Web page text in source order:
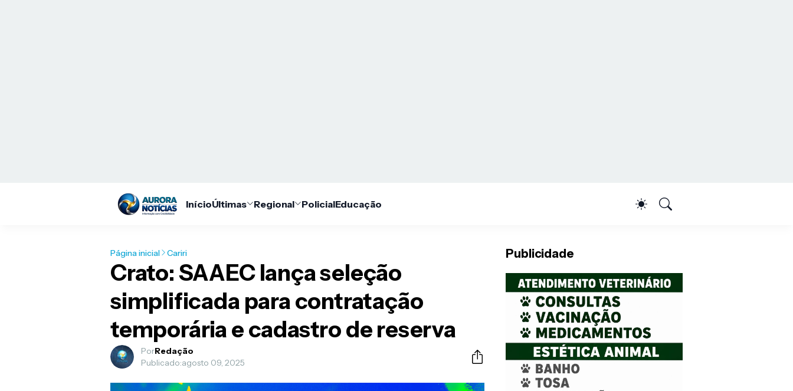
InícioÚltimas Regional PolicialEducação
Página inicial Cariri
Crato: SAAEC lança seleção
simplificada para contratação
temporária e cadastro de reserva
PorRedação
Publicado:agosto 09, 2025
Publicidade